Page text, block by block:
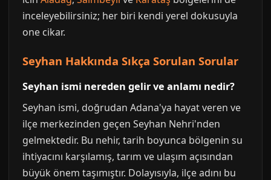
inceleyebilirsiniz; her biri kendi yerel dokusuyla
one cikar.
Seyhan Hakkında Sıkça Sorulan Sorular
Seyhan ismi nereden gelir ve anlamı nedir?
Seyhan ismi, doğrudan Adana'ya hayat veren ve
ilçe merkezinden geçen Seyhan Nehri'nden
gelmektedir. Bu nehir, tarih boyunca bölgenin su
ihtiyacını karşılamış, tarım ve ulaşım açısından
büyük önem taşımıştır. Dolayısıyla, ilçe adını bu